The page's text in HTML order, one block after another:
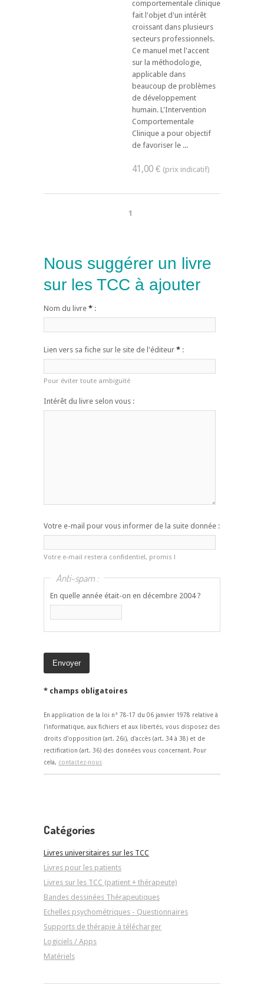
comportementale clinique
fait l'objet d'un intérêt
croissant dans plusieurs
secteurs professionnels.
Ce manuel met l'accent
sur la méthodologie,
applicable dans
beaucoup de problèmes
de développement
humain. L'Intervention
Comportementale
Clinique a pour objectif
de favoriser le ...
41,00 €
1
Nous suggérer un livre
sur les TCC à ajouter
Nom du livre * :
Lien vers sa fiche sur le site de l'éditeur * :
Pour éviter toute ambiguïté
Intérêt du livre selon vous :
Votre e-mail pour vous informer de la suite donnée :
Votre e-mail restera confidentiel, promis !
Anti-spam :
En quelle année était-on en décembre 2004 ?
* champs obligatoires
En application de la loi n° 78-17 du 06 janvier 1978 relative à
l'informatique, aux fichiers et aux libertés, vous disposez des
droits d'opposition (art. 26i), d'accès (art. 34 à 38) et de
rectification (art. 36) des données vous concernant. Pour
cela, contactez-nous
Catégories
Livres universitaires sur les TCC
Livres pour les patients
Livres sur les TCC (patient + thérapeute)
Bandes dessinées Thérapeutiques
Echelles psychométriques - Questionnaires
Supports de thérapie à télécharger
Logiciels / Apps
Matériels